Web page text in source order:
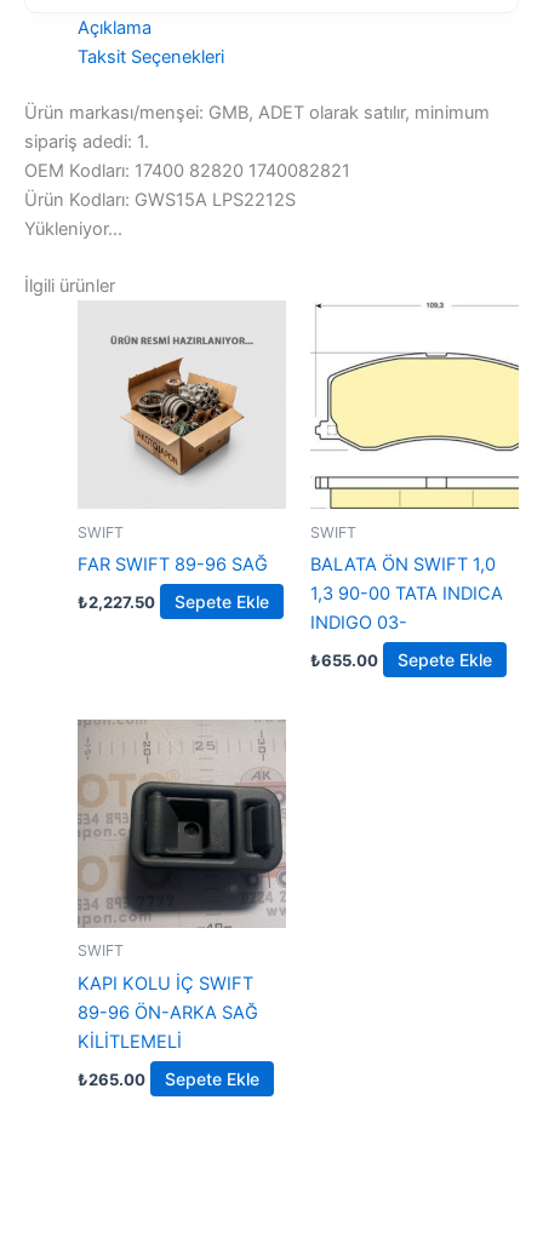
Açıklama
Taksit Seçenekleri
Ürün markası/menşei: GMB, ADET olarak satılır, minimum
sipariş adedi: 1.
OEM Kodları: 17400 82820 1740082821
Ürün Kodları: GWS15A LPS2212S
Yükleniyor...
İlgili ürünler
SWIFT
FAR SWIFT 89-96 SAĞ
₺2,227.50 Sepete Ekle
SWIFT
BALATA ÖN SWIFT 1,0
1,3 90-00 TATA INDICA
INDIGO 03-
₺655.00 Sepete Ekle
SWIFT
KAPI KOLU İÇ SWIFT
89-96 ÖN-ARKA SAĞ
KİLİTLEMELİ
₺265.00 Sepete Ekle